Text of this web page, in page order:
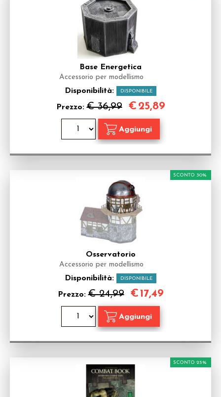
Base Energetica
Accessorio per modellismo
Disponibilità: DISPONIBILE
Prezzo:€ 36,99 € 25,89
Osservatorio
Accessorio per modellismo
Disponibilità: DISPONIBILE
Prezzo:€ 24,99
SCONTO 30%
€17,49
SCONTO 25%